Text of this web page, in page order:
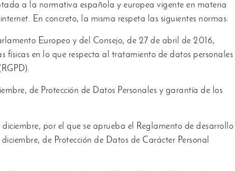
a la normativa española y europea vigente en materia
. En concreto, la misma respeta las siguientes normas:
Europeo y del Consejo, de 27 de abril de 2016,
físicas en lo que respecta al tratamiento de datos personales
RGPD).
, de Protección de Datos Personales y garantía de los
diciembre, por el que se aprueba el Reglamento de desarrollo
, de Protección de Datos de Carácter Personal